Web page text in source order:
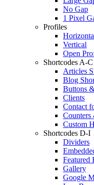
No Gap
1 Pixel
Profiles
Vertical
Open
Shortcodes A-C
Articles
Blog
Buttons
Clients
Contact
Counters
Custom
Shortcodes D-I
Dividers
Featured
Gallery
Google